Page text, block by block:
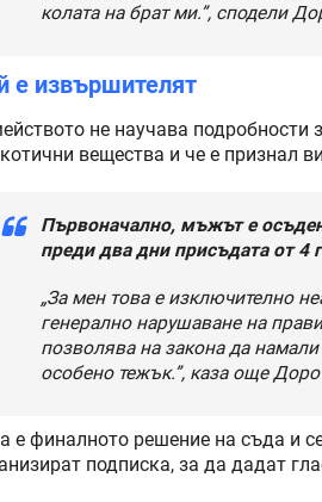
колата на брат ми.”, сподели
е извършителят
не научава подробности
вещества и че е признал
Първоначално, мъжът е
преди два дни присъдата от 4
„За мен това е изключително
генерално нарушаване на
позволява на закона да
особено тежък.”, каза още
е финалното решение на съда и
подписка, за да дадат